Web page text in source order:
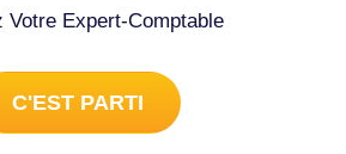
Votre Expert-Comptable
C'EST PARTI